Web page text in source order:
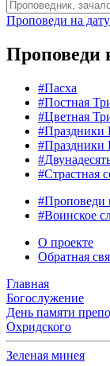
Проповеди на дату
Проповеди
#Пасха
#Постная
#Цветная
#Праздники
#Праздники
#Страстная
#Проповеди
#Воинское
О проекте
Обратная
Главная
Богослужение
День памяти
Охридского
Зеленая минея